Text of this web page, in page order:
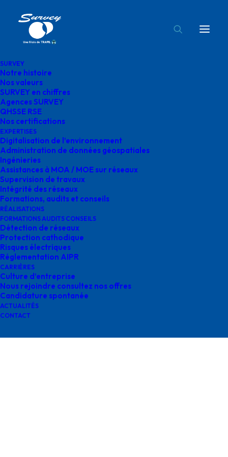
SURVEY
Notre histoire
Nos valeurs
SURVEY en chiffres
Agences SURVEY
QHSSE RSE
Nos certifications
EXPERTISES
Digitalisation de l’environnement
Administration de données géospatiales
Ingénieries
Assistances à MOA / MOE sur réseaux
Supervision de travaux
Intégrité des réseaux
Formations, audits et conseils
RÉALISATIONS
FORMATIONS AUDITS CONSEILS
Détection de réseaux
Protection cathodique
Risques électriques
Réglementation AIPR
CARRIÈRES
Culture d’entreprise
Nous rejoindre consultez nos offres
Candidature spontanée
ACTUALITÉS
CONTACT
Logo_NaTran
mai 13, 2025 | Byo.bensoussan@gegg.fr
Logo_NaTran